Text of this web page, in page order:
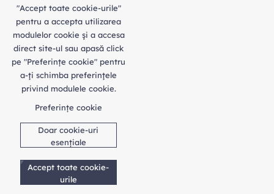
"Accept toate cookie-urile"
pentru a accepta utilizarea
modulelor cookie şi a accesa
direct site-ul sau apasă click
pe "Preferințe cookie" pentru
a-ţi schimba preferinţele
privind modulele cookie.
Preferințe cookie
Doar cookie-uri
esențiale
Accept toate cookie-
urile